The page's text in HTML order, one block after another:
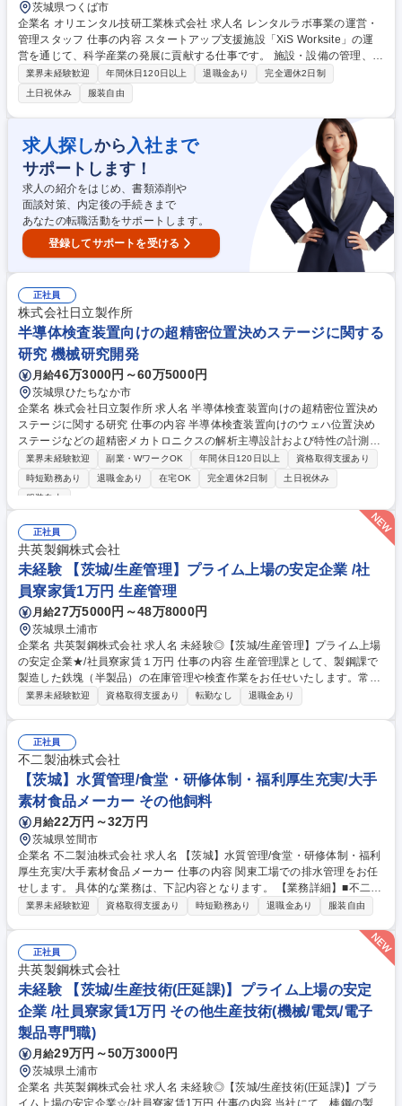
茨城県つくば市
企業名 オリエンタル技研工業株式会社 求人名 レンタルラボ事業の運営・
管理スタッフ 仕事の内容 スタートアップ支援施設「XiS Worksite」の運
営を通じて、科学産業の発展に貢献する仕事です。 施設・設備の管理、入
居者対応、契約手続き、イベント運営、WEBサイト管理、事務処理などを
担当。既存スタッフと2名体制で業務を習得し、将来的には新規サービス
の戦略立案や運用設計など企画領域へのステップアップも可能。少数精鋭
の組織でスピード感ある意思決定ができ、挑戦を歓迎する風土の中で、ス
タートアップ支援を通じて社会貢献を実感できるポジションです。 募集職
種 レンタルラボ事業の運営・管理スタッフ
業界未経験歓迎 年間休日120日以上 退職金あり
完全週休2日制
土日祝休み
服装自由
求人探しから 入社まで
サポートします！
求人の紹介をはじめ、書類添削や
面談対策、内定後の手続きまで
あなたの転職活動をサポートします。
登録してサポートを受ける
正社員
株式会社日立製作所
半導体検査装置向けの超精密位置決めステージに関する
研究 機械研究開発
月給46万3000円～60万5000円
茨城県ひたちなか市
企業名 株式会社日立製作所 求人名 半導体検査装置向けの超精密位置決め
ステージに関する研究 仕事の内容 半導体検査装置向けのウェハ位置決め
ステージなどの超精密メカトロニクスの解析主導設計および特性の計測や
評価（振動、磁場、熱など） ・CADを用いた位置決めステージの設計・
製作（3Dモデルの作成から部品 製作のための図面作成および手配、組
立、配線など） ・解析ソフトを用いたステージ機構の振動解析や磁場解析
など） ・測定器を用いた特性評価（レーザ干渉計や加速度センサによる振
動計測、磁場センサによる磁束密度分布の計測など）・研究報告書の作
成、特許アイデア創出および明細の執筆、学会発表や論文執筆 募集職種
半導体検査装置向けの超精密位置決めステージに関する研究
業界未経験歓迎 副業・WワークOK 年間休日120日以上
資格取得支援あり
時短勤務あり
退職金あり 在宅OK 完全週休2日制
土日祝休み
服装自由
正社員
共英製鋼株式会社
未経験 【茨城/生産管理】プライム上場の安定企業 /社
員寮家賃1万円 生産管理
月給27万5000円～48万8000円
茨城県土浦市
企業名 共英製鋼株式会社 求人名 未経験◎【茨城/生産管理】プライム上場
の安定企業★/社員寮家賃１万円 仕事の内容 生産管理課として、製鋼課で
製造した鉄塊（半製品）の在庫管理や検査作業をお任せいたします。常昼
勤務のみになります。 鉄スクラップを電気炉で溶かして鉄塊を作る→鉄塊
役割です。 【当社について】地域密着のビジネス展開で、茨城県から"優
良産廃処理業者認定制度における認定"を受けており、環境面での社会貢
献性も高い事業です。 募集職種 未経験◎【茨城/生産管理】プライム上場
の安定企業★/社員寮家賃１万円
業界未経験歓迎 資格取得支援あり 転勤なし 退職金あり
正社員
不二製油株式会社
【茨城】水質管理/食堂・研修体制・福利厚生充実/大手
素材食品メーカー その他飼料
月給22万円～32万円
茨城県笠間市
企業名 不二製油株式会社 求人名 【茨城】水質管理/食堂・研修体制・福利
厚生充実/大手素材食品メーカー 仕事の内容 関東工場での排水管理をお任
せします。 具体的な業務は、下記内容となります。 【業務詳細】■不二製
油関東工場での排水処理、水質管理 ■処理に使用する薬品や備品の管理■
業務上の課題解決・改善に取り組んでいます。決まったことのみの単純作
業に留まらず、個人にも裁量がありチャレンジが推奨される環境ですの
で、前向きに取り組む姿勢がある方が活躍しています。 募集職種 【茨
城】水質管理/食堂・研修体制・福利厚生充実/大手素材食品メーカー
業界未経験歓迎 資格取得支援あり 時短勤務あり 退職金あり 服装自由
正社員
共英製鋼株式会社
未経験 【茨城/生産技術(圧延課)】プライム上場の安定
企業 /社員寮家賃1万円 その他生産技術(機械/電気/電子
製品専門職)
月給29万円～50万3000円
茨城県土浦市
企業名 共英製鋼株式会社 求人名 未経験◎【茨城/生産技術(圧延課)】プラ
イム上場の安定企業☆/社員寮家賃1万円 仕事の内容 当社にて、棒鋼の製